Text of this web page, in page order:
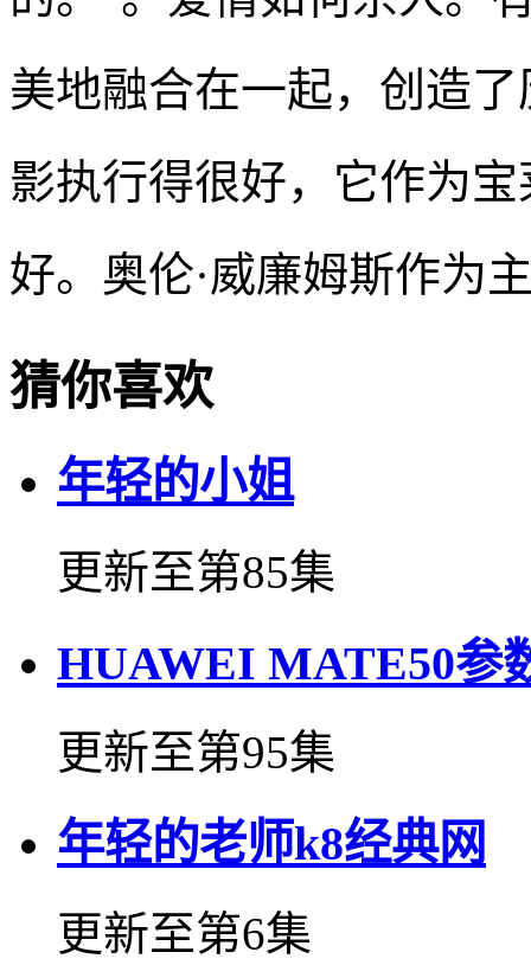
美地融合在一起，创造
影执行得很好，它作为
好。奥伦·威廉姆斯作为
猜你喜欢
年轻的小姐
更新至第85集
HUAWEI MATE50参
更新至第95集
年轻的老师k8经典网
更新至第6集